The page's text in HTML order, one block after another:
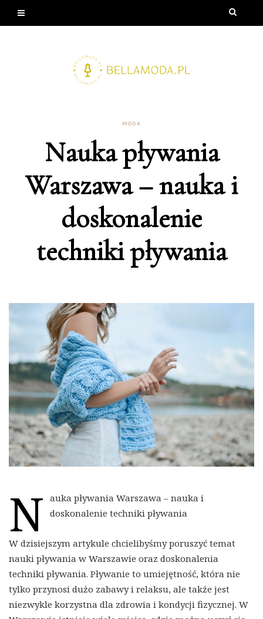
MODA
Nauka pływania
Warszawa – nauka i
doskonalenie
techniki pływania
N auka pływania Warszawa – nauka i
doskonalenie techniki pływania
W dzisiejszym artykule chcielibyśmy poruszyć temat
nauki pływania w Warszawie oraz doskonalenia
techniki pływania. Pływanie to umiejętność, która nie
tylko przynosi dużo zabawy i relaksu, ale także jest
niezwykle korzystna dla zdrowia i kondycji fizycznej. W